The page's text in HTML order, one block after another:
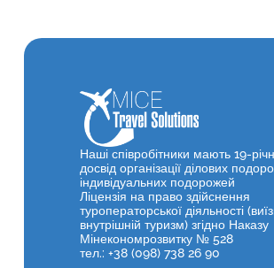
Наші співробітники мають 19-
досвід організації ділових
індивідуальних подорожей
Ліцензія на право здійснення
туроператорської діяльності
внутрішній туризм) згідно Наказу
Мінекономрозвитку № 528
тел.: +38 (098) 738 26 90